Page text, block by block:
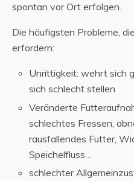
spontan vor Ort erfolgen.
Die häufigsten Probleme,
erfordern:
Unrittigkeit: wehrt sich
sich schlecht stellen
Veränderte
schlechtes Fressen,
rausfallendes Futter,
Speichelfluss…
schlechter